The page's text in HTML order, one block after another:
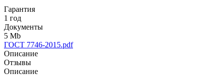
Гарантия
1 год
Документы
5 Mb
ГОСТ 7746-2015.pdf
Описание
Отзывы
Описание